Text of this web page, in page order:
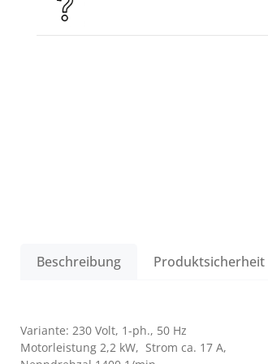
Beschreibung Produktsicherheit
Variante: 230 Volt, 1-ph., 50 Hz
Motorleistung 2,2 kW, Strom ca. 17 A,